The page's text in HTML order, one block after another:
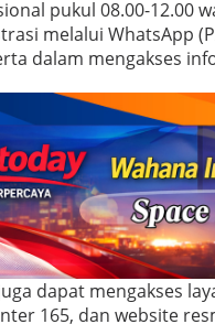
a
b
L
e
b
a
r
a
n
2
0
2
5
pukul 08.00-12.00
melalui WhatsApp
dalam mengakses
dapat mengakses
165, dan website